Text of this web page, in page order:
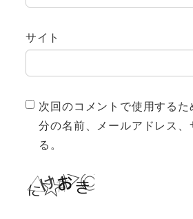
サイト
次回のコメントで使用するた
分の名前、メールアドレス
る。